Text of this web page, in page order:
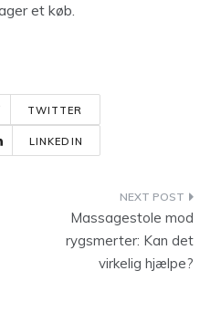
et køb.
TWITTER
LINKEDIN
Massagestole mod
rygsmerter: Kan det
virkelig hjælpe?